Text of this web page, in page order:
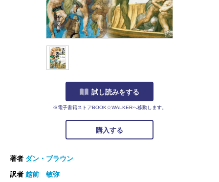
試し読みをする
※電子書籍ストアBOOK☆WALKERへ移動します。
購入する
著者 ダン・ブラウン
訳者 越前 敏弥